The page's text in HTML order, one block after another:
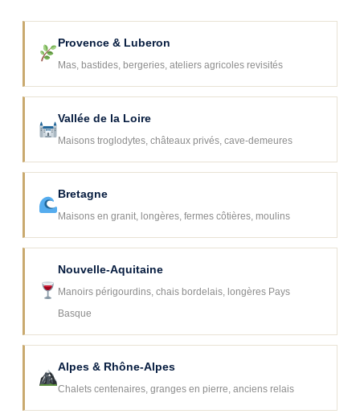
Provence & Luberon
Mas, bastides, bergeries, ateliers agricoles revisités
Vallée de la Loire
Maisons troglodytes, châteaux privés, cave-demeures
Bretagne
Maisons en granit, longères, fermes côtières, moulins
Nouvelle-Aquitaine
Manoirs périgourdins, chais bordelais, longères Pays
Basque
Alpes & Rhône-Alpes
Chalets centenaires, granges en pierre, anciens relais